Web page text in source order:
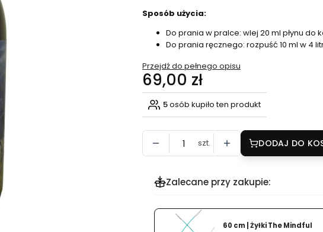
Sposób użycia:
Do prania w pralce: wlej 20 ml płynu do
Do prania ręcznego: rozpuść 10 ml w 4
Przejdź do pełnego opisu
Cena
69,00 zł
5osób kupiło ten produkt
szt. DODAJ DO
Zalecane przy zakupie:
60 cm | Żyłki The Mindful